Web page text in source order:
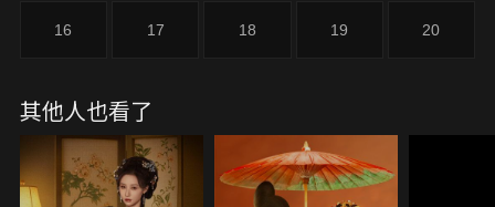
16 17 18 19 20
其他人也看了